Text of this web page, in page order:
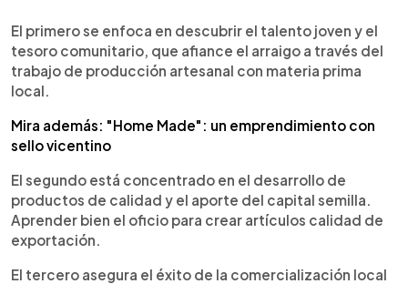
El primero se enfoca en descubrir el talento joven y el
tesoro comunitario, que afiance el arraigo a través del
trabajo de producción artesanal con materia prima
local.
Mira además: "Home Made": un emprendimiento con
sello vicentino
El segundo está concentrado en el desarrollo de
productos de calidad y el aporte del capital semilla.
Aprender bien el oficio para crear artículos calidad de
exportación.
El tercero asegura el éxito de la comercialización local